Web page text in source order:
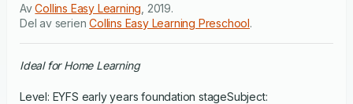
AvCollins Easy Learning 2019.
Del av serienCollins Easy Learning Preschool.
Ideal for Home Learning
Level: EYFS early years foundation stageSubject: